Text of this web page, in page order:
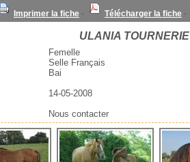
Imprimer la fiche - Télécharger la fiche -
ULANIA TOURNERIE
Femelle
Selle Français
Bai
14-05-2008
Nous contacter